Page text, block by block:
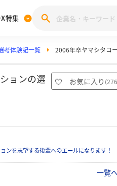
稿キャンペーン
ブランド調査
みん
特集
28
考体験記一覧 2006年卒ヤマシタコ
ョンの選
お気に入り (
ンを志望する後輩へのエールになります！
一覧